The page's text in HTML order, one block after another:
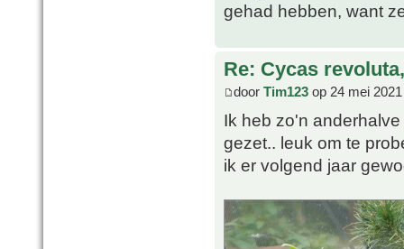
gehad hebben, want
Re: Cycas
door Tim123 op 24 mei
Ik heb zo'n
gezet.. leuk om te
ik er volgend jaar